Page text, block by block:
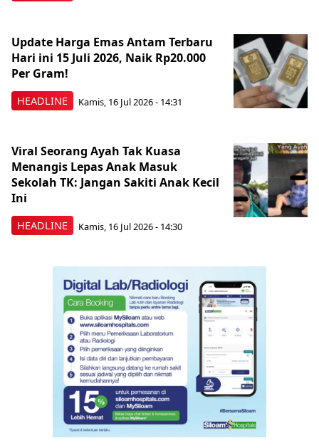
HEADLINE
Update Harga Emas Antam Terbaru
Hari ini 15 Juli 2026, Naik Rp20.000
Per Gram!
Kamis, 16 Jul 2026 - 14:31
HEADLINE
Viral Seorang Ayah Tak Kuasa
Menangis Lepas Anak Masuk
Sekolah TK: Jangan Sakiti Anak Kecil
Ini
Kamis, 16 Jul 2026 - 14:30